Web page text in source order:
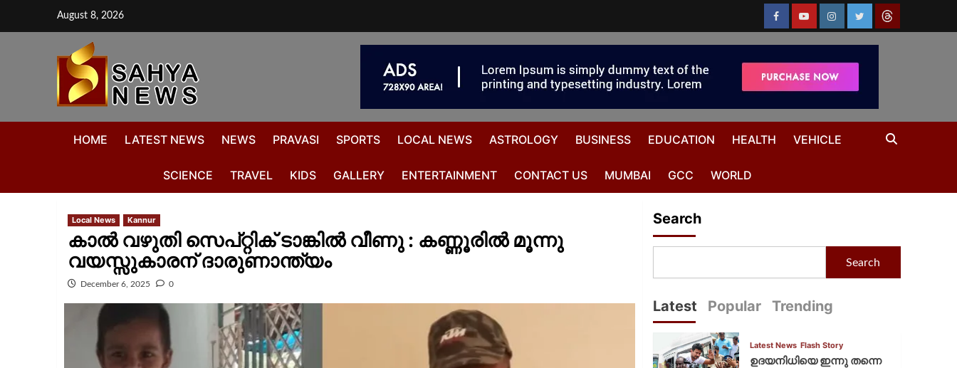
August 8, 2026
HOME LATEST NEWS NEWS PRAVASI SPORTS LOCAL NEWS ASTROLOGY BUSINESS EDUCATION HEALTH VEHICLE
SCIENCE TRAVEL KIDS GALLERY ENTERTAINMENT CONTACT US MUMBAI GCC WORLD
Local News Kannur
കാൽ വഴുതി സെപ്റ്റിക് ടാങ്കിൽ വീണു : കണ്ണൂരിൽ മൂന്നു
വയസ്സുകാരന് ദാരുണാന്ത്യം
December 6, 2025 0
Search
Search
Latest Popular Trending
Latest News Flash Story
ഉദയനിധിയെ ഇന്നു തന്നെ